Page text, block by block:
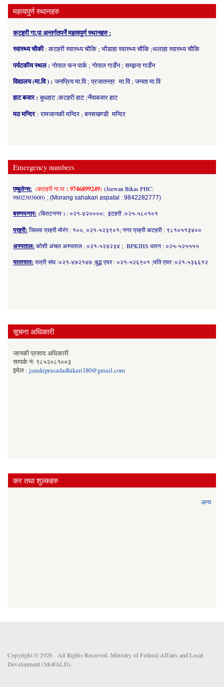
महत्वपुर्ण स्थानहरु
कटहरी गा.पा अन्तर्गतपर्ने महत्वपुर्ण स्थानहरु :
स्वास्थ्य चौकी: कटहरी स्वास्थ्य चौकि ; भौडाहा स्वास्थ्य चौकि ;थलाहा स्वास्थ्य चौकि
पर्यटकीय स्थल :गोपाल फन पार्क ; गोपाल गार्डेन ; सम्झना गार्डेन
विद्यालय (मा.वि ) :जनप्रिय मा.वि ; प्रजातन्त्र मा.वि ; जनता मा.वि
हाट बजार :बुधहाट ;कटहरी हाट ;नँयाबजार हाट
मठ मन्दिर : रामजानकी मन्दिर ; बनसखण्डी मन्दिर
Emergency numbers
एम्बुलेन्स: (कटहरी गा.पा : 9746899249) (Jeewan Bikas PHC:
9802303600) ; (Morang sahakari aspatal : 9842282777)
बरुणयन्त्र: (बिराटनगर ) : ०२१-४२००००; इटहरी :०२५-५८०१०१
प्रहरी: जिल्ला प्रहरी मोरंग : १००, ०२१-५२३९०१; नगर प्रहरी कटहरी : ९८१०५१३४००
अस्पताल: कोशी अंचल अस्पताल : ०२१-५२४२३४ ; BPKIHS धरान : ०२५-५२५५५५
यातायात: रात्री संघ :०२१-४७२१४७ ;बुद्ध एयर : ०२१-५२६९०१ ;यति एयर :०२१-५३६६१२
सूचना अधिकारी
जानकी प्रसाद अधिकारी
सम्पर्क नं: ९८५२०८१००३
इमेल : janakiprasadadhikari180@gmail.com
कर तथा शुल्कहरु
अन्य
Copyright © 2026 . All Rights Reserved. Ministry of Federal Affairs and Local
Development (MoFALD).